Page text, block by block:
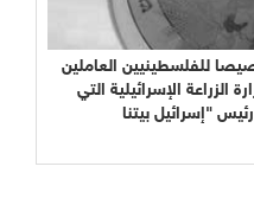
للفلسطينيين العاملين
الإسرائيلية التي